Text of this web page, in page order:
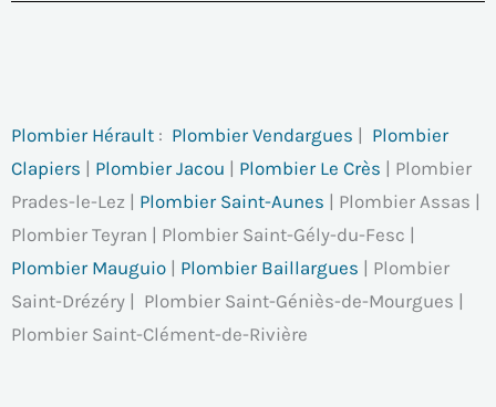
Plombier Hérault : Plombier Vendargues | Plombier
Clapiers | Plombier Jacou | Plombier Le Crès | Plombier
Prades-le-Lez | Plombier Saint-Aunes | Plombier Assas |
Plombier Teyran | Plombier Saint-Gély-du-Fesc |
Plombier Mauguio | Plombier Baillargues | Plombier
Saint-Drézéry | Plombier Saint-Géniès-de-Mourgues |
Plombier Saint-Clément-de-Rivière